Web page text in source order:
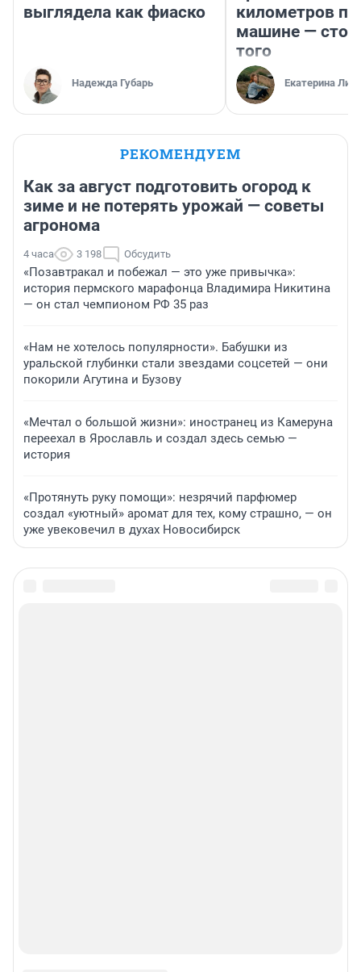
выглядела как фиаско
Надежда Губарь
километров по
машине —
того
Екатерина
РЕКОМЕНДУЕМ
Как за август подготовить огород к
зиме и не потерять урожай — советы
агронома
4 часа 3 198 Обсудить
«Позавтракал и побежал — это уже привычка»:
история пермского марафонца Владимира Никитина
— он стал чемпионом РФ 35 раз
«Нам не хотелось популярности». Бабушки из
уральской глубинки стали звездами соцсетей — они
покорили Агутина и Бузову
«Мечтал о большой жизни»: иностранец из Камеруна
переехал в Ярославль и создал здесь семью —
история
«Протянуть руку помощи»: незрячий парфюмер
создал «уютный» аромат для тех, кому страшно, — он
уже увековечил в духах Новосибирск